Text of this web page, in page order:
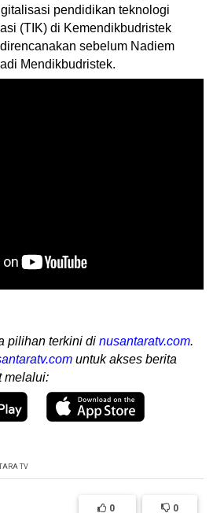
pendidikan teknologi
(TIK) di Kemendikbudristek
sebelum Nadiem
Mendikbudristek.
pilihan terkini di nusantaratv.com.
untuk akses berita
melalui:
TV
0 0